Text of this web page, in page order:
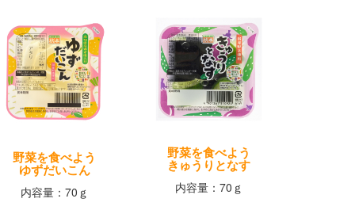
野菜を食べよう
ゆずだいこん
内容量：70ｇ
野菜を食べよう
きゅうりとなす
内容量：70ｇ